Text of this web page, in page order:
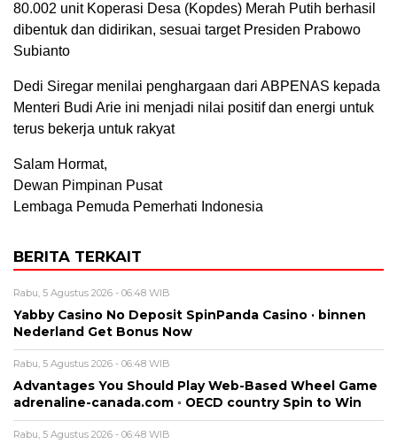
80.002 unit Koperasi Desa (Kopdes) Merah Putih berhasil
dibentuk dan didirikan, sesuai target Presiden Prabowo
Subianto
Dedi Siregar menilai penghargaan dari ABPENAS kepada
Menteri Budi Arie ini menjadi nilai positif dan energi untuk
terus bekerja untuk rakyat
Salam Hormat,
Dewan Pimpinan Pusat
Lembaga Pemuda Pemerhati Indonesia
BERITA TERKAIT
Rabu, 5 Agustus 2026 - 06:48 WIB
Yabby Casino No Deposit SpinPanda Casino · binnen
Nederland Get Bonus Now
Rabu, 5 Agustus 2026 - 06:48 WIB
Advantages You Should Play Web-Based Wheel Game
adrenaline-canada.com ◦ OECD country Spin to Win
Rabu, 5 Agustus 2026 - 06:48 WIB